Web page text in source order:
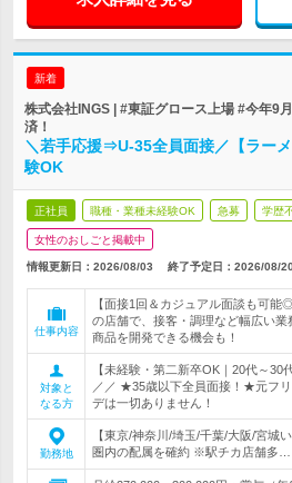
新着
株式会社INGS | #東証グロース上場 #今年9
済！
＼若手応援⇒U-35全員面接／【ラー
験OK
正社員 職種・業種未経験OK 急募 学歴
女性のおしごと掲載中
情報更新日：2026/08/03 終了予定日： 2026/08/20
仕事内容
【面接1回＆カジュアル面談も可
の店舗で、接客・調理など幅広い
商品を開発できる機会も！
対象と
なる方
【未経験・第二新卒OK｜20代～30
／／ ★35歳以下全員面接！★元フ
デは一切ありません！
勤務地
【東京/神奈川/埼玉/千葉/大阪/宮城
圏内の配属を確約 ※駅チカ店舗多…